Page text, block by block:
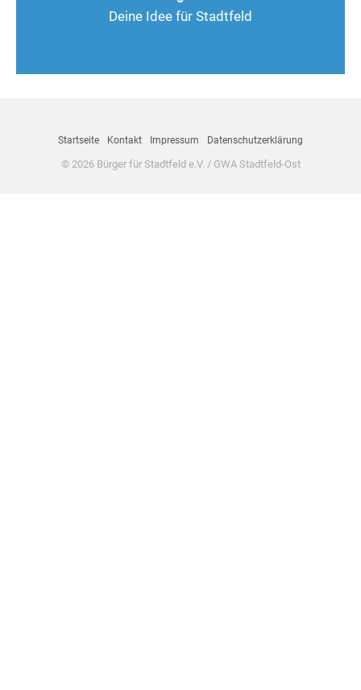
Deine Idee für Stadtfeld
Startseite Kontakt Impressum Datenschutzerklärung
© 2026 Bürger für Stadtfeld e.V. / GWA Stadtfeld-Ost